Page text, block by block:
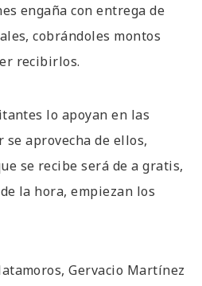
engaña con entrega de
cobrándoles montos
recibirlos.
lo apoyan en las
aprovecha de ellos,
se recibe será de a gratis,
la hora, empiezan los
Gervacio Martínez